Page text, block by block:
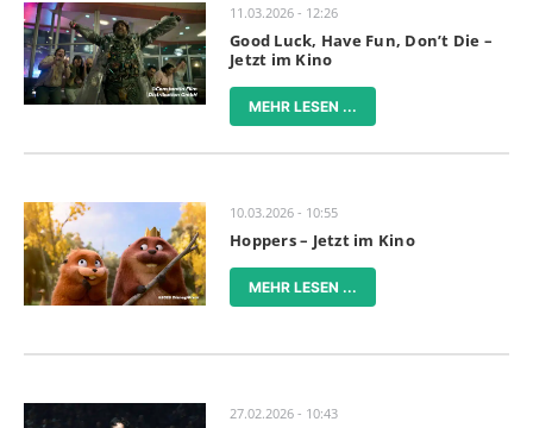
11.03.2026 - 12:26
Good Luck, Have Fun, Don’t Die –
Jetzt im Kino
MEHR LESEN ...
10.03.2026 - 10:55
Hoppers – Jetzt im Kino
MEHR LESEN ...
27.02.2026 - 10:43